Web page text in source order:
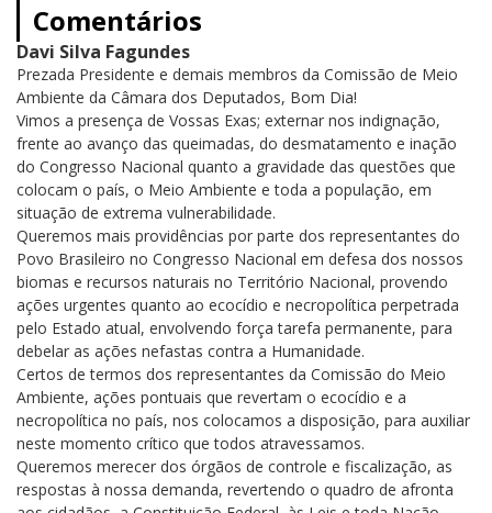
Comentários
Davi Silva Fagundes
Prezada Presidente e demais membros da Comissão de Meio
Ambiente da Câmara dos Deputados, Bom Dia!
Vimos a presença de Vossas Exas; externar nos indignação,
frente ao avanço das queimadas, do desmatamento e inação
do Congresso Nacional quanto a gravidade das questões que
colocam o país, o Meio Ambiente e toda a população, em
situação de extrema vulnerabilidade.
Queremos mais providências por parte dos representantes do
Povo Brasileiro no Congresso Nacional em defesa dos nossos
biomas e recursos naturais no Território Nacional, provendo
ações urgentes quanto ao ecocídio e necropolítica perpetrada
pelo Estado atual, envolvendo força tarefa permanente, para
debelar as ações nefastas contra a Humanidade.
Certos de termos dos representantes da Comissão do Meio
Ambiente, ações pontuais que revertam o ecocídio e a
necropolítica no país, nos colocamos a disposição, para auxiliar
neste momento crítico que todos atravessamos.
Queremos merecer dos órgãos de controle e fiscalização, as
respostas à nossa demanda, revertendo o quadro de afronta